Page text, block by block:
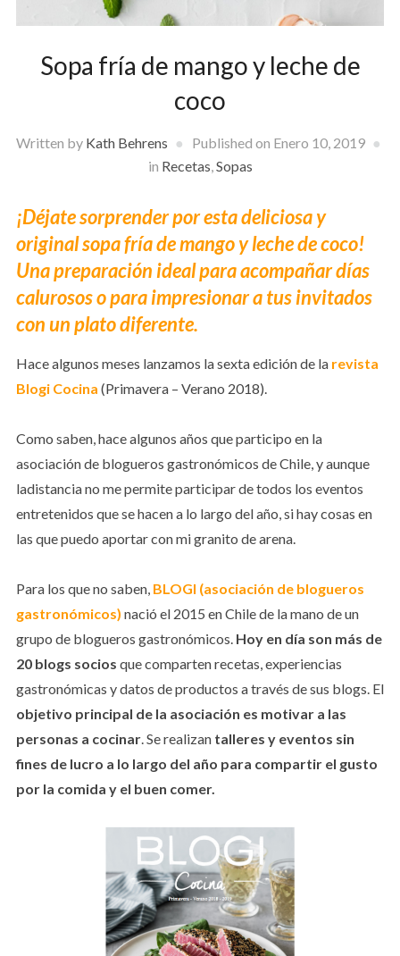
Sopa fría de mango y leche de
coco
Written by Kath Behrens Published on Enero 10, 2019
in Recetas Sopas
¡Déjate sorprender por esta deliciosa y
original sopa fría de mango y leche de coco!
Una preparación ideal para acompañar días
calurosos o para impresionar a tus invitados
con un plato diferente.
Hace algunos meses lanzamos la sexta edición de la revista
Blogi Cocina (Primavera – Verano 2018).
Como saben, hace algunos años que participo en la
asociación de blogueros gastronómicos de Chile, y aunque
ladistancia no me permite participar de todos los eventos
entretenidos que se hacen a lo largo del año, si hay cosas en
las que puedo aportar con mi granito de arena.
Para los que no saben, BLOGI (asociación de blogueros
gastronómicos) nació el 2015 en Chile de la mano de un
grupo de blogueros gastronómicos. Hoy en día son más de
20 blogs socios que comparten recetas, experiencias
gastronómicas y datos de productos a través de sus blogs. El
objetivo principal de la asociación es motivar a las
personas a cocinar. Se realizan talleres y eventos sin
fines de lucro a lo largo del año para compartir el gusto
por la comida y el buen comer.